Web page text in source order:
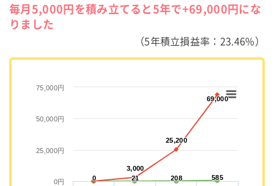
毎月5,000円を積み立てると5年で+69,000円にな
りました
（5年積立損益率：23.46%）
0
0 21
21 208
208 585
585
3,000
3,000
25,200
25,200
69,000
69,000
0円
25,000円
50,000円
75,000円